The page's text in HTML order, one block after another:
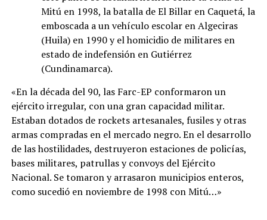
Mitú en 1998, la batalla de El Billar en Caquetá, la
emboscada a un vehículo escolar en Algeciras
(Huila) en 1990 y el homicidio de militares en
estado de indefensión en Gutiérrez
(Cundinamarca).
«En la década del 90, las Farc-EP conformaron un
ejército irregular, con una gran capacidad militar.
Estaban dotados de rockets artesanales, fusiles y otras
armas compradas en el mercado negro. En el desarrollo
de las hostilidades, destruyeron estaciones de policías,
bases militares, patrullas y convoys del Ejército
Nacional. Se tomaron y arrasaron municipios enteros,
como sucedió en noviembre de 1998 con Mitú…»